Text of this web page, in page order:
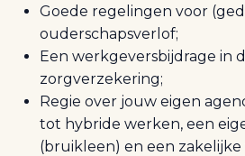
Goede regelingen voor
ouderschapsverlof;
Een werkgeversbijdrage in
zorgverzekering;
Regie over jouw eigen
tot hybride werken, een
(bruikleen) en een